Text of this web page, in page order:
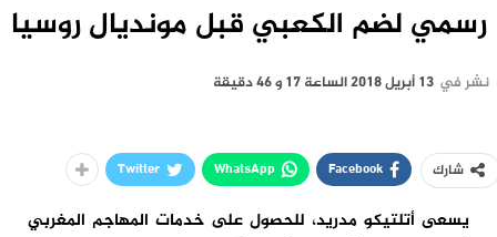
رسمي لضم الكعبي قبل مونديال روسيا
نشر في 13 أبريل 2018 الساعة 17 و 46 دقيقة
شارك Facebook
WhatsApp
Twitter
يسعى أتلتيكو مدريد، للحصول على خدمات المهاجم المغربي